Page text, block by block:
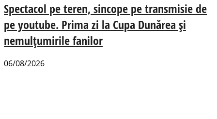
Spectacol pe teren, sincope pe transmisie de
pe youtube. Prima zi la Cupa Dunărea și
nemulțumirile fanilor
06/08/2026